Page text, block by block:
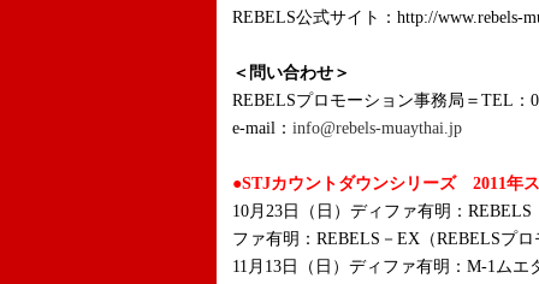
REBELS公式サイト：http://www.rebels-
＜問い合わせ＞
REBELSプロモーション事務局＝TEL
e-mail： info@rebels-muaythai.jp
●STJカウントダウンシリーズ 2011年
10月23日（日）ディファ有明：
ファ有明：REBELS－EX（REBELSプ
11月13日（日）ディファ有明：M-1ム